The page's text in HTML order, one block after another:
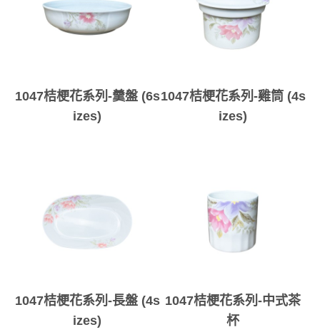
1047桔梗花系列-羹盤 (6s
izes)
1047桔梗花系列-雞筒 (4s
izes)
1047桔梗花系列-長盤 (4s
izes)
1047桔梗花系列-中式茶
杯